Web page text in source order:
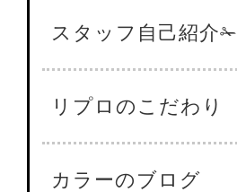
スタッフ自己紹介✁
リプロのこだわり
カラーのブログ